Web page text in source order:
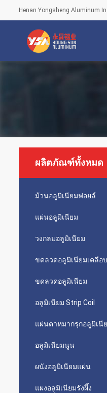
Henan Yongsheng Aluminum
ผลิตภัณฑ์ทั้งหมด
ม้วนอลูมิเนียมฟอยล์
แผ่นอลูมิเนียม
วงกลมอลูมิเนียม
ขดลวดอลูมิเนียมเคลือ
ขดลวดอลูมิเนียม
อลูมิเนียม Strip Coil
แผ่นตาหมากรุกอลูมิเนี
อลูมิเนียมนูน
ผนังอลูมิเนียมแผ่น
แผงอลูมิเนียมรังผึ้ง